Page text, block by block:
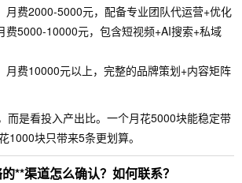
月费2000-5000元，配备专业团队代运营+优化
费5000-10000元，包含短视频+AI搜索+私域
月费10000元以上，完整的品牌策划+内容矩阵
而是看投入产出比。一个月花5000块能稳定带
1000块只带来5条更划算。
**渠道怎么确认？如何联系？